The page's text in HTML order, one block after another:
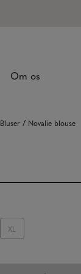
Om os
Bluser / Novalie blouse
XL